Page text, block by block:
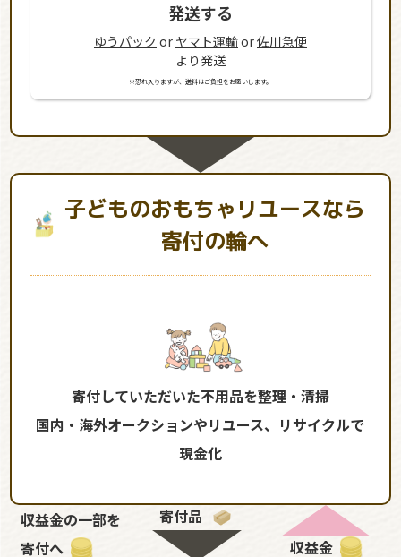
発送する
ゆうパック or ヤマト運輸or佐川急便
より発送
※恐れ入りますが、送料はご負担をお願いします。
子どものおもちゃリユースなら
寄付の輪へ
寄付していただいた不用品を整理・清掃
国内・海外オークションやリユース、リサイクルで
現金化
収益金の一部を
寄付へ
寄付品
収益金